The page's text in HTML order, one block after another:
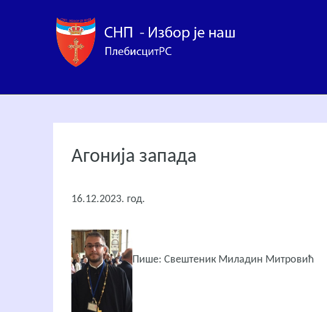
Агонија запада
16.12.2023. год.
Пише: Свештеник Миладин Митровић